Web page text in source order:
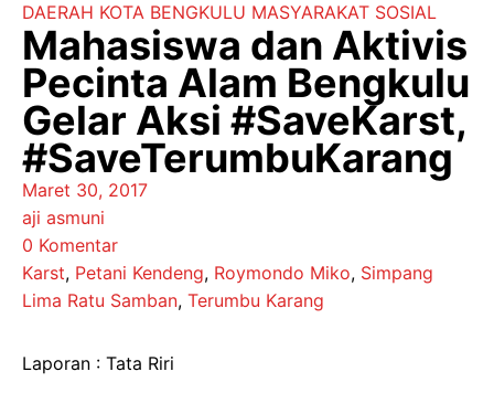
DAERAH KOTA BENGKULU MASYARAKAT SOSIAL
Mahasiswa dan Aktivis
Pecinta Alam Bengkulu
Gelar Aksi #SaveKarst,
#SaveTerumbuKarang
Maret 30, 2017
aji asmuni
0 Komentar
Karst, Petani Kendeng, Roymondo Miko, Simpang
Lima Ratu Samban, Terumbu Karang
Laporan : Tata Riri